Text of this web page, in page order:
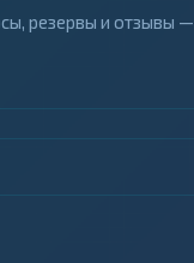
резервы и отзывы